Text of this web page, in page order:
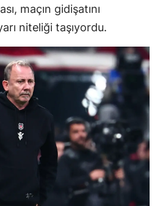
maçın gidişatını
niteliği taşıyordu.